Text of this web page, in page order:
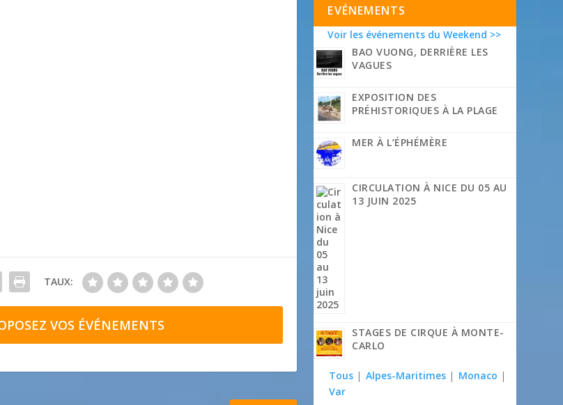
TAUX:
VOS ÉVÉNEMENTS
EVÉNEMENTS
Voir les événements du Weekend >>
BAO VUONG, DERRIÈRE LES
VAGUES
EXPOSITION DES
PRÉHISTORIQUES À LA PLAGE
MER À L’ÉPHÉMÈRE
CIRCULATION À NICE DU 05 AU
13 JUIN 2025
STAGES DE CIRQUE À MONTE-
CARLO
Tous | Alpes-Maritimes | Monaco |
Var